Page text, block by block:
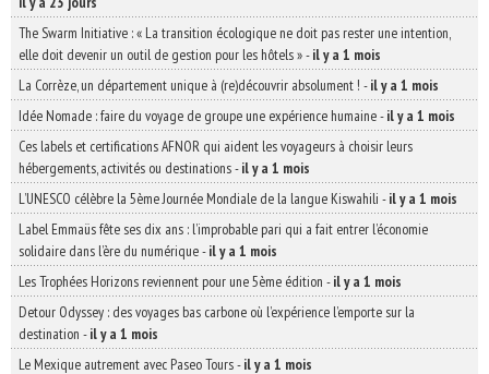
The Swarm Initiative : « La transition écologique ne doit pas rester une intention,
elle doit devenir un outil de gestion pour les hôtels »-il y a 1 mois
La Corrèze, un département unique à (re)découvrir absolument ! -il y a 1 mois
Idée Nomade : faire du voyage de groupe une expérience humaine-il y a 1 mois
Ces labels et certifications AFNOR qui aident les voyageurs à choisir leurs
hébergements, activités ou destinations-il y a 1 mois
L’UNESCO célèbre la 5ème Journée Mondiale de la langue Kiswahili -il y a 1 mois
Label Emmaüs fête ses dix ans : l’improbable pari qui a fait entrer l’économie
solidaire dans l’ère du numérique-il y a 1 mois
Les Trophées Horizons reviennent pour une 5ème édition -il y a 1 mois
Detour Odyssey : des voyages bas carbone où l’expérience l’emporte sur la
destination -il y a 1 mois
Le Mexique autrement avec Paseo Tours-il y a 1 mois